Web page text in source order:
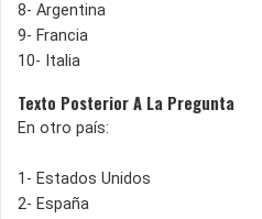
8- Argentina
9- Francia
10- Italia
Texto Posterior A La Pregunta
En otro país:
1- Estados Unidos
2- España